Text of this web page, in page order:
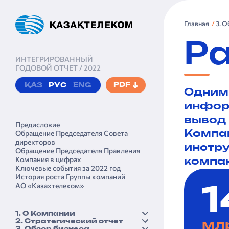
ИНТЕГРИРОВАННЫЙ
ГОДОВОЙ ОТЧЕТ / 2022
ҚАЗ РУС ENG PDF
Предисловие
Обращение Председателя Совета
директоров
Обращение Председателя Правления
Компания в цифрах
Ключевые события за 2022 год
История роста Группы компаний
АО «Казах­телеком»
1. О Компании
Краткий профиль
2. Стратегический отчет
Главная 3.
Одним
вывод